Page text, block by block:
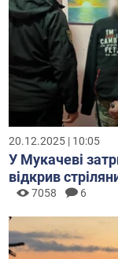
20.12.2025 | 10:05
У Мукачеві
відкрив
7058 6